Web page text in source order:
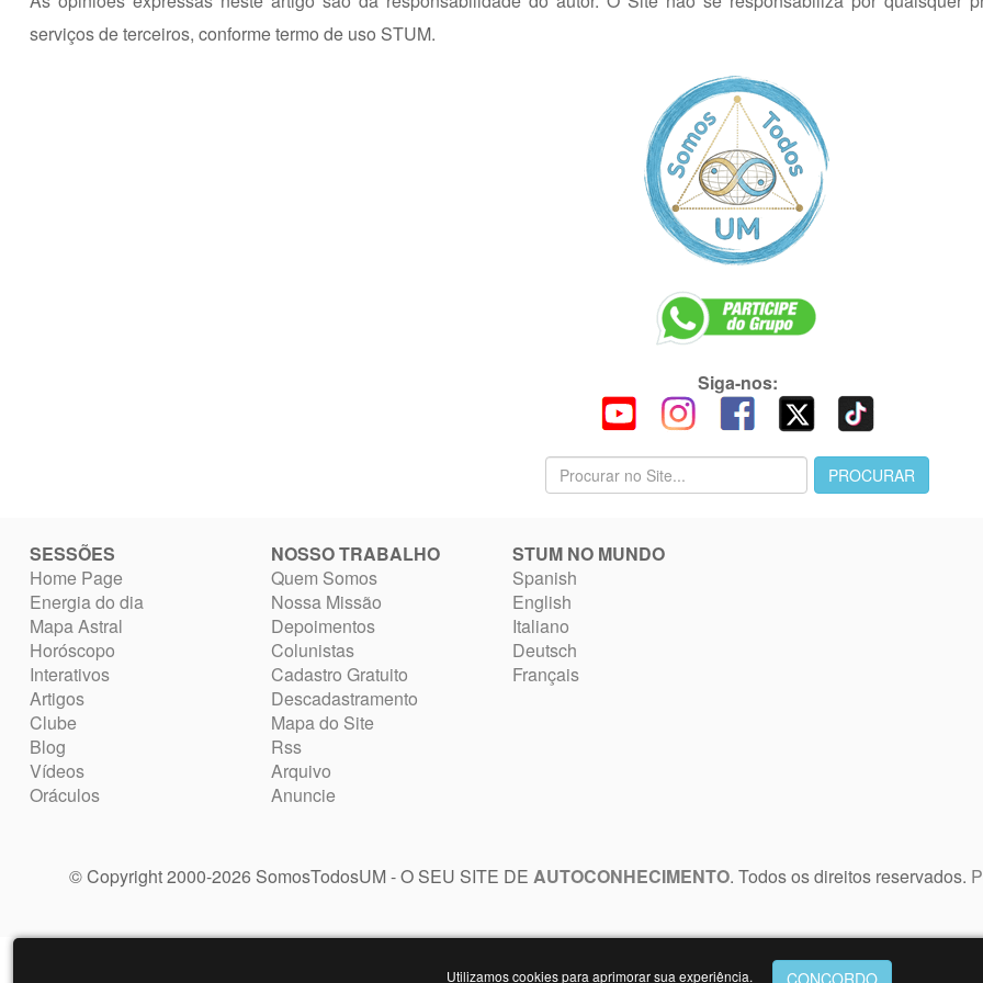
serviços de terceiros, conforme termo de uso STUM.
Siga-nos:
SESSÕES
Home Page
Energia do dia
Mapa Astral
Horóscopo
Interativos
Artigos
Clube
Blog
Vídeos
Oráculos
NOSSO TRABALHO
Quem Somos
Nossa Missão
Depoimentos
Colunistas
Cadastro Gratuito
Descadastramento
Mapa do Site
Rss
Arquivo
Anuncie
STUM NO MUNDO
Spanish
English
Italiano
Deutsch
Français
© Copyright 2000-2026 SomosTodosUM - O SEU SITE DE AUTOCONHECIMENTO. Todos os direitos reservados.
Utilizamos cookies para aprimorar sua experiência.